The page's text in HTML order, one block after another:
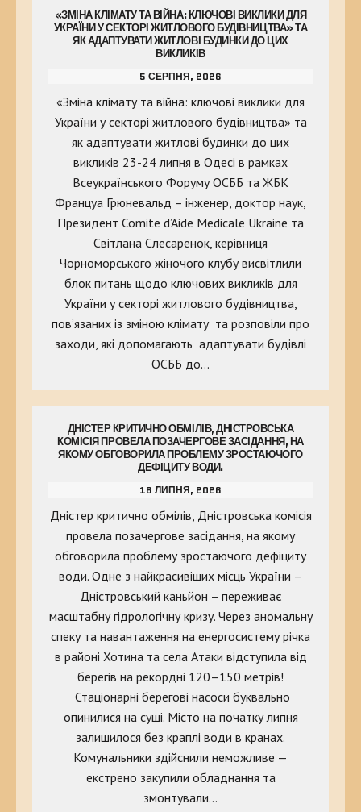
«ЗМІНА КЛІМАТУ ТА ВІЙНА: КЛЮЧОВІ ВИКЛИКИ ДЛЯ
УКРАЇНИ У СЕКТОРІ ЖИТЛОВОГО БУДІВНИЦТВА» ТА
ЯК АДАПТУВАТИ ЖИТЛОВІ БУДИНКИ ДО ЦИХ
ВИКЛИКІВ
5 СЕРПНЯ, 2026
«Зміна клімату та війна: ключові виклики для
України у секторі житлового будівництва» та
як адаптувати житлові будинки до цих
викликів 23-24 липня в Одесі в рамках
Всеукраїнського Форуму ОСББ та ЖБК
Француа Грюневальд – інженер, доктор наук,
Президент Comite d’Aide Medicale Ukraine та
Світлана Слесаренок, керівниця
Чорноморського жіночого клубу висвітлили
блок питань щодо ключових викликів для
України у секторі житлового будівництва,
пов’язаних із зміною клімату та розповіли про
заходи, які допомагають адаптувати будівлі
ОСББ до…
ДНІСТЕР КРИТИЧНО ОБМІЛІВ, ДНІСТРОВСЬКА
КОМІСІЯ ПРОВЕЛА ПОЗАЧЕРГОВЕ ЗАСІДАННЯ, НА
ЯКОМУ ОБГОВОРИЛА ПРОБЛЕМУ ЗРОСТАЮЧОГО
ДЕФІЦИТУ ВОДИ.
18 ЛИПНЯ, 2026
Дністер критично обмілів, Дністровська комісія
провела позачергове засідання, на якому
обговорила проблему зростаючого дефіциту
води. Одне з найкрасивіших місць України –
Дністровський каньйон – переживає
масштабну гідрологічну кризу. Через аномальну
спеку та навантаження на енергосистему річка
в районі Хотина та села Атаки відступила від
берегів на рекордні 120–150 метрів!
Стаціонарні берегові насоси буквально
опинилися на суші. Місто на початку липня
залишилося без краплі води в кранах.
Комунальники здійснили неможливе —
екстрено закупили обладнання та
змонтували…